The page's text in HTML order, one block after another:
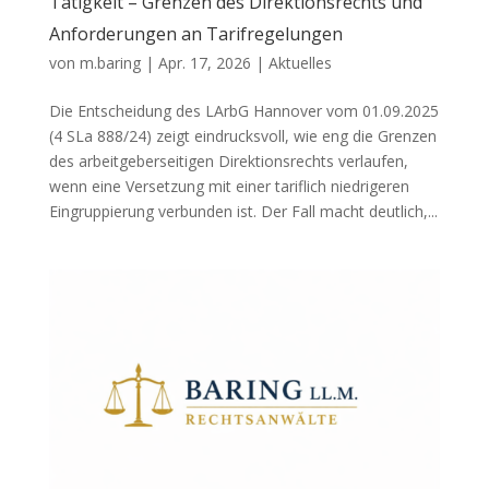
Anforderungen an Tarifregelungen
von m.baring| Apr. 17, 2026 | Aktuelles
Die Entscheidung des LArbG Hannover vom 01.09.2025
(4 SLa 888/24) zeigt eindrucksvoll, wie eng die Grenzen
des arbeitgeberseitigen Direktionsrechts verlaufen,
wenn eine Versetzung mit einer tariflich niedrigeren
Eingruppierung verbunden ist. Der Fall macht deutlich,...